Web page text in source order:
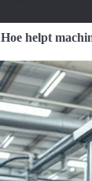
Hoe helpt